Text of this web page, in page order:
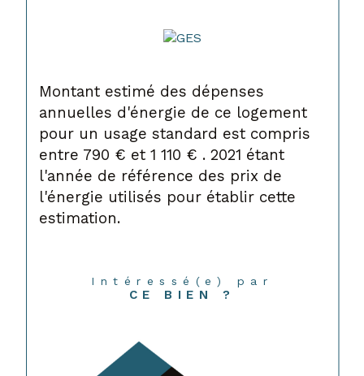
Montant estimé des dépenses
annuelles d'énergie de ce logement
pour un usage standard est compris
entre 790 € et 1 110 € . 2021 étant
l'année de référence des prix de
l'énergie utilisés pour établir cette
estimation.
Intéressé(e) par
CE BIEN ?